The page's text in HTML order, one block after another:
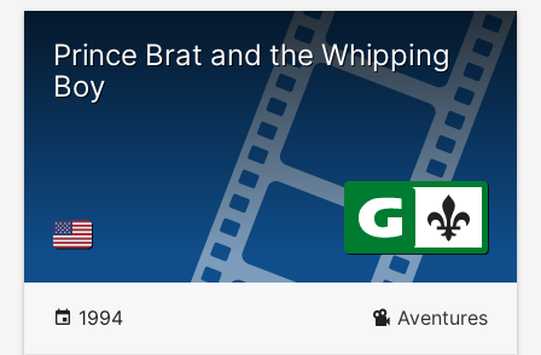
Prince Brat and the Whipping
Boy
1994 Aventures